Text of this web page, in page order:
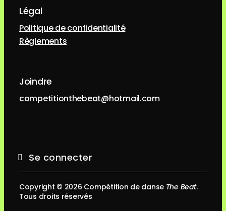
Légal
Politique de confidentialité
Règlements
Joindre
competitionthebeat@hotmail.com
Se connecter
Copyright © 2026 Compétition de danse The Beat.
Tous droits réservés